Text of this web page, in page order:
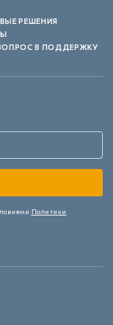
РЕШЕНИЯ
В ПОДДЕРЖКУ
Политики